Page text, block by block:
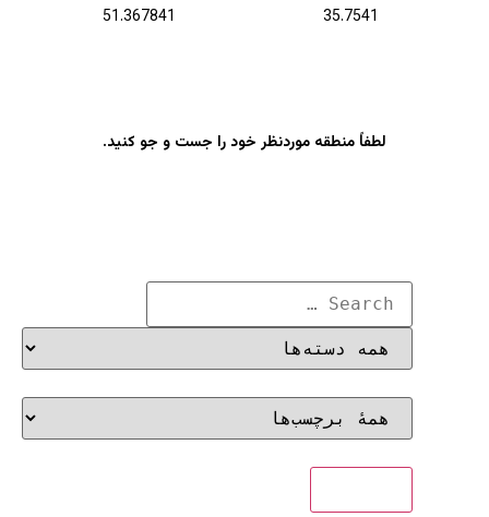
35.7541
51.367841
لطفاً منطقه موردنظر خود را جست و جو کنید.